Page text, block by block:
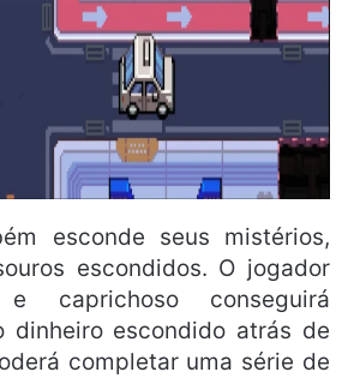
esconde seus mistérios,
escondidos. O jogador
caprichoso conseguirá
dinheiro escondido atrás de
completar uma série de